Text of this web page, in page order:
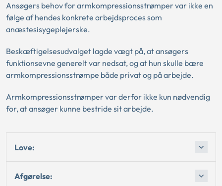
Ansøgers behov for armkompressionsstrømper var ikke en
følge af hendes konkrete arbejdsproces som
anæstesisygeplejerske.
Beskæftigelsesudvalget lagde vægt på, at ansøgers
funktionsevne generelt var nedsat, og at hun skulle bære
armkompressionsstrømpe både privat og på arbejde.
Armkompressionsstrømper var derfor ikke kun nødvendig
for, at ansøger kunne bestride sit arbejde.
Love:
Afgørelse: